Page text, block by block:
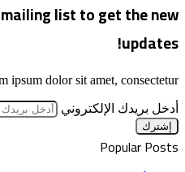
list to get the new
updates!
ipsum dolor sit amet, consectetur.
أدخل بريدك الإلكتروني
Popular Posts